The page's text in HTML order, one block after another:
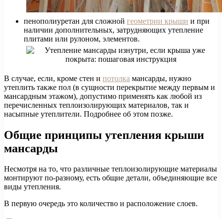
пенополиуретан для сложной геометрии крыши и при
наличии дополнительных, затрудняющих утепление
плитами или рулоном, элементов.
В случае, если, кроме стен и потолка мансарды, нужно
утеплить также пол (в сущности перекрытие между первым и
мансардным этажом), допустимо применять как любой из
перечисленных теплоизолирующих материалов, так и
насыпные утеплители. Подробнее об этом позже.
Общие принципы утепления крыши
мансарды
Несмотря на то, что различные теплоизолирующие материалы
монтируют по-разному, есть общие детали, объединяющие все
виды утепления.
В первую очередь это количество и расположение слоев.